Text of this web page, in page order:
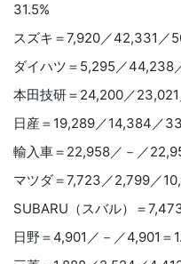
31.5%
スズキ＝7,920／42,331／
ダイハツ＝5,295／44,238
本田技研＝24,200／
日産＝19,289／14,384／
輸入車＝22,958／－／
マツダ＝7,723／2,799／
SUBARU（スバル）＝
日野＝4,901／－／4,901＝